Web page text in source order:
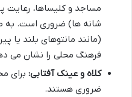
مساجد و کلیساها،
شانه ها) ضروری است. به
(مانند مانتوهای بلند یا
فرهنگ محلی را نشان می
کلاه و عینک آفتابی: برای
ضروری هستند.